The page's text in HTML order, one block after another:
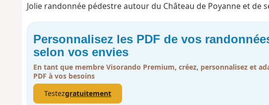
Jolie randonnée pédestre autour du Château de Poyanne et de
Personnalisez les PDF de vos
selon vos envies
En tant que membre Visorando Premium, créez, personnalisez et
PDF à vos besoins
Testezgratuitement